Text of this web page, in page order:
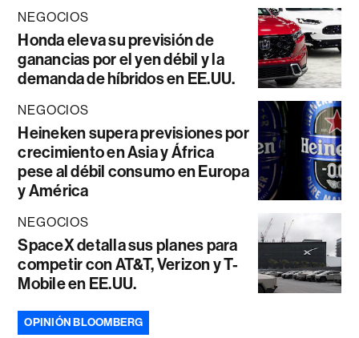
NEGOCIOS
Honda eleva su previsión de
ganancias por el yen débil y la
demanda de híbridos en EE.UU.
NEGOCIOS
Heineken supera previsiones por
crecimiento en Asia y África
pese al débil consumo en Europa
y América
NEGOCIOS
SpaceX detalla sus planes para
competir con AT&T, Verizon y T-
Mobile en EE.UU.
OPINIÓN BLOOMBERG